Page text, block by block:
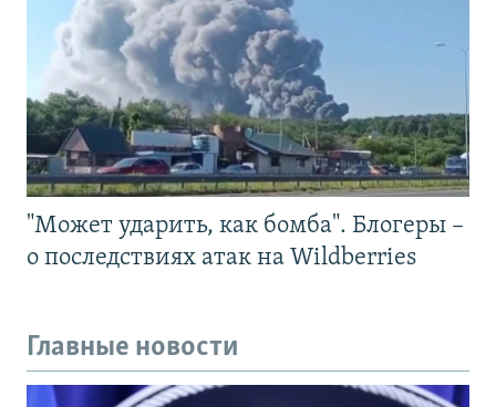
"Может ударить, как бомба". Блогеры –
о последствиях атак на Wildberries
Главные новости